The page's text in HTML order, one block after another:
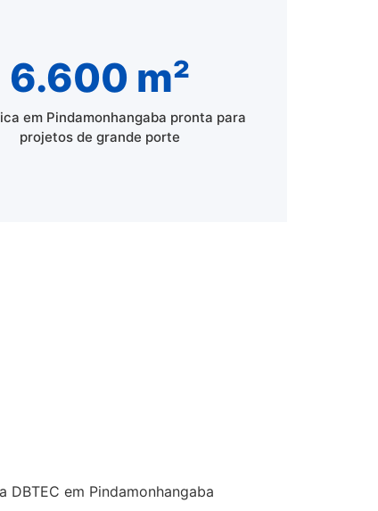
6.600 m²
em Pindamonhangaba pronta para
projetos de grande porte